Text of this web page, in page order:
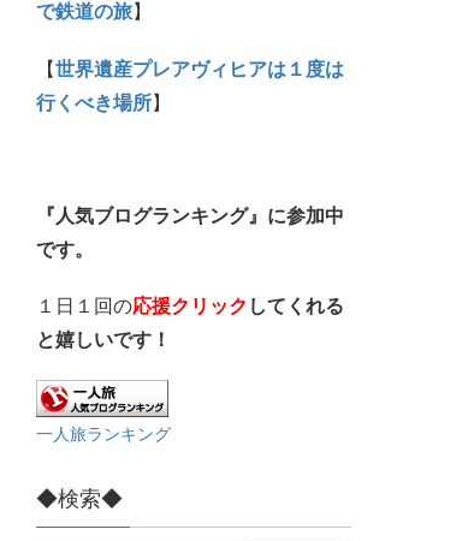
で鉄道の旅】
【世界遺産プレアヴィヒアは１度は
行くべき場所】
『人気ブログランキング』に参加中
です。
１日１回の応援クリック してくれる
と嬉しいです！
一人旅ランキング
◆検索◆